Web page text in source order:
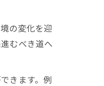
の変化を迎
むべき道へ
きます。例